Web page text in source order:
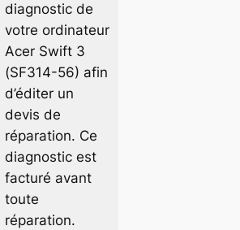
diagnostic de
votre ordinateur
Acer Swift 3
(SF314-56) afin
d’éditer un
devis de
réparation. Ce
diagnostic est
facturé avant
toute
réparation.